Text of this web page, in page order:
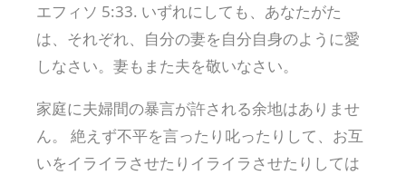
エフィソ 5:33. いずれにしても、あなたがた
は、それぞれ、自分の妻を自分自身のように愛
しなさい。妻もまた夫を敬いなさい。
家庭に夫婦間の暴言が許される余地はありませ
ん。 絶えず不平を言ったり叱ったりして、お互
いをイライラさせたりイライラさせたりしては